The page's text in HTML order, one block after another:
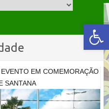
Abrir a barra de ferramentas
EM COMEMORAÇÃO
SANTANA